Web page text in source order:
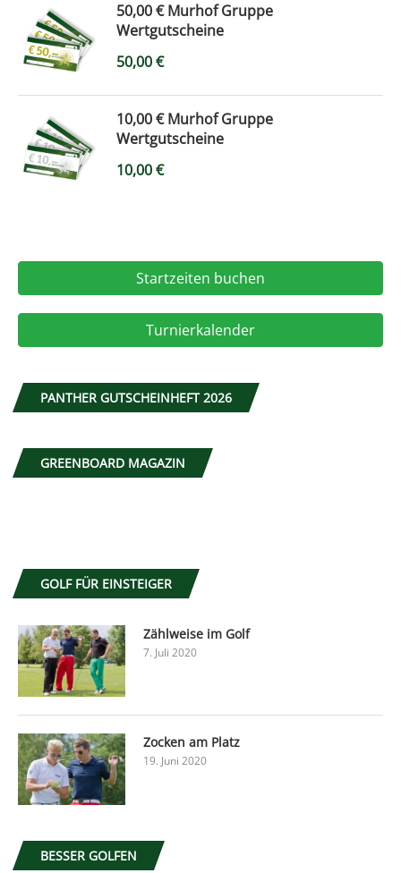
50,00 € Murhof Gruppe
Wertgutscheine
50,00€
10,00 € Murhof Gruppe
Wertgutscheine
10,00€
Startzeiten buchen
Turnierkalender
PANTHER GUTSCHEINHEFT 2026
GREENBOARD MAGAZIN
GOLF FÜR EINSTEIGER
Zählweise im Golf
7. Juli 2020
Zocken am Platz
19. Juni 2020
BESSER GOLFEN